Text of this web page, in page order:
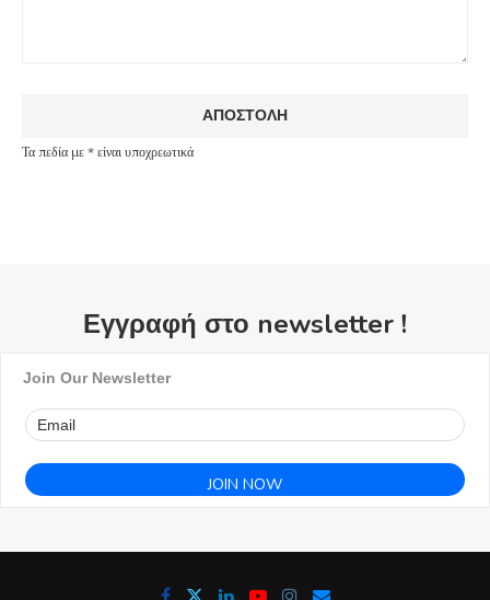
Τα πεδία με * είναι υποχρεωτικά
Εγγραφή στο newsletter !
Join Our Newsletter